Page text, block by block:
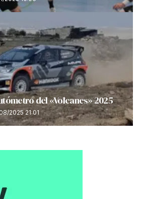
del «Volcanes» 2025
2025 21:01